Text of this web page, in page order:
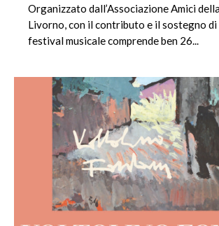
Organizzato dall’Associazione Amici
Livorno, con il contributo e il sostegno
festival musicale comprende ben 26...